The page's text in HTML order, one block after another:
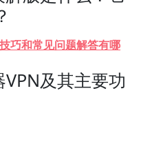
巧和常见问题解答有哪
及其主要功